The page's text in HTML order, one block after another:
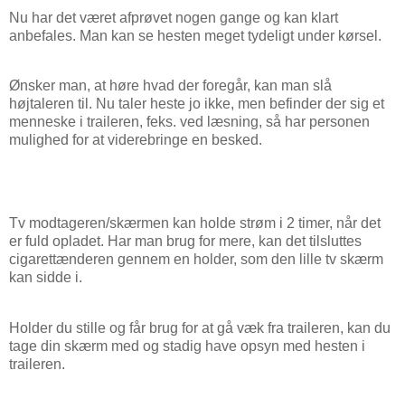
Nu har det været afprøvet nogen gange og kan klart
anbefales. Man kan se hesten meget tydeligt under kørsel.
Ønsker man, at høre hvad der foregår, kan man slå
højtaleren til. Nu taler heste jo ikke, men befinder der sig et
menneske i traileren, feks. ved læsning, så har personen
mulighed for at viderebringe en besked.
Tv modtageren/skærmen kan holde strøm i 2 timer, når det
er fuld opladet. Har man brug for mere, kan det tilsluttes
cigarettænderen gennem en holder, som den lille tv skærm
kan sidde i.
Holder du stille og får brug for at gå væk fra traileren, kan du
tage din skærm med og stadig have opsyn med hesten i
traileren.